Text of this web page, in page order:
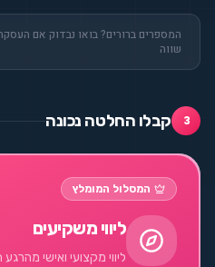
המספרים ברורים? בואו נבדוק אם
שווה
3 קבלו החלטה נכונה
המסלול המומלץ
ליווי משקיעים
ליווי מקצועי ואישי